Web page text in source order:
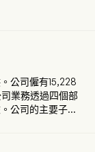
公司僱有15,228
業務透過四個部
公司的主要子公